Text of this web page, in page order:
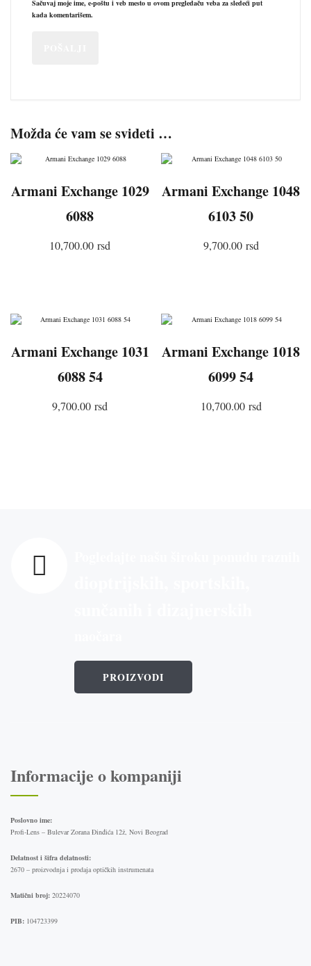
Sačuvaj moje ime, e-poštu i veb mesto u ovom pregledaču veba za sledeći put
kada komentarišem.
Možda će vam se svideti …
Armani Exchange 1029
6088
10,700.00rsd
Armani Exchange 1048
6103 50
9,700.00 rsd
Armani Exchange 1031
6088 54
9,700.00rsd
Armani Exchange 1018
6099 54
10,700.00 rsd
PROIZVODI
Informacije o kompaniji
Poslovno ime:
Profi-Lens – Bulevar Zorana Đinđića 12ž, Novi Beograd
Delatnost i šifra delatnosti:
2670 – proizvodnja i prodaja optičkih instrumenata
Matični broj: 20224070
PIB: 104723399